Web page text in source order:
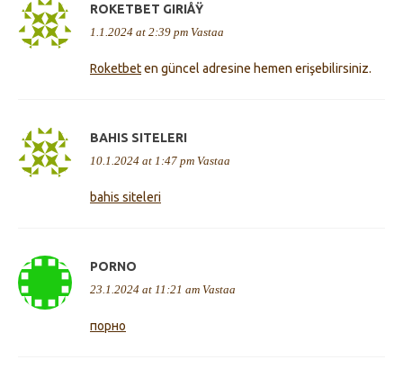
ROKETBET GIRIÅŸ
1.1.2024 at 2:39 pm Vastaa
Roketbeten güncel adresine hemen erişebilirsiniz.
BAHIS SITELERI
10.1.2024 at 1:47 pm Vastaa
bahis siteleri
PORNO
23.1.2024 at 11:21 am Vastaa
порно